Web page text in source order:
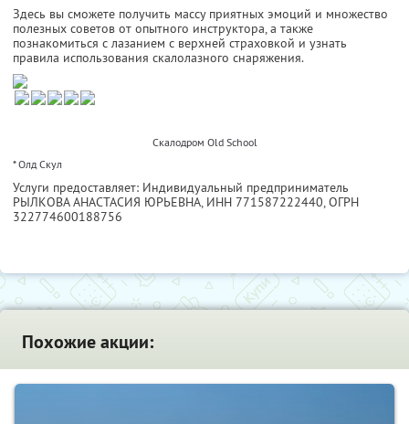
Здесь вы сможете получить массу приятных эмоций и множество
полезных советов от опытного инструктора, а также
познакомиться с лазанием с верхней страховкой и узнать
правила использования скалолазного снаряжения.
Скалодром Old School
* Олд Скул
Услуги предоставляет: Индивидуальный предприниматель
РЫЛКОВА АНАСТАСИЯ ЮРЬЕВНА, ИНН 771587222440, ОГРН
322774600188756
Похожие акции: